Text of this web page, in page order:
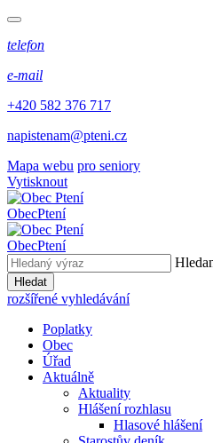
telefon
e-mail
+420 582 376 717
napistenam@pteni.cz
Mapa webu pro seniory
Vytisknout
ObecPtení
ObecPtení
Hledat
rozšířené vyhledávání
Poplatky
Obec
Úřad
Aktuálně
Aktuality
Hlášení rozhlasu
Hlasové hlášení